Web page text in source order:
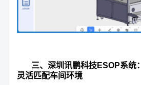
三、 深圳讯鹏科技ESOP系统：
灵活匹配车间环境